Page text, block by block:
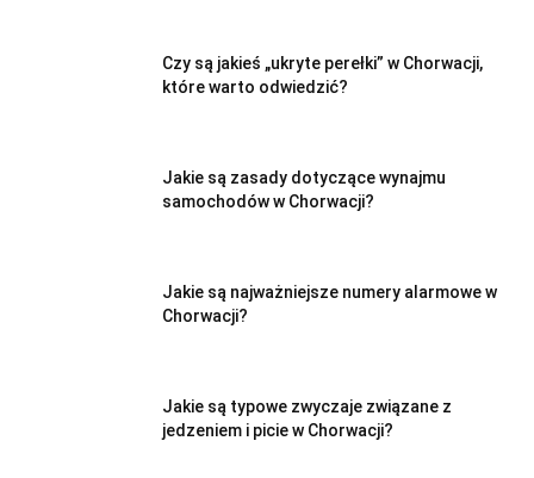
Czy są jakieś „ukryte perełki” w Chorwacji,
które warto odwiedzić?
Jakie są zasady dotyczące wynajmu
samochodów w Chorwacji?
Jakie są najważniejsze numery alarmowe w
Chorwacji?
Jakie są typowe zwyczaje związane z
jedzeniem i picie w Chorwacji?